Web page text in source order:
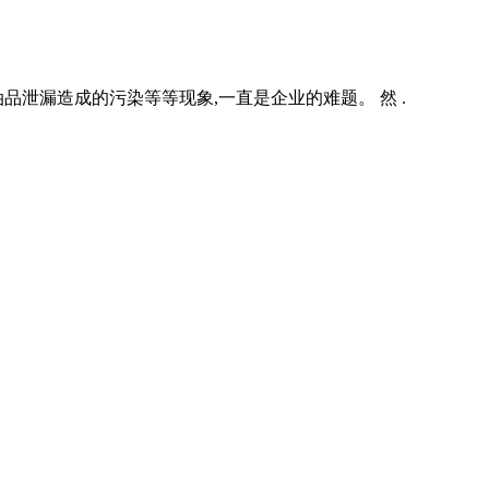
泄漏造成的污染等等现象,一直是企业的难题。 然 .